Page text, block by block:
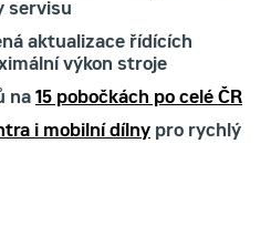
servisu
aktualizace řídících
výkon stroje
na 15 pobočkách po celé ČR
i mobilní dílny pro rychlý